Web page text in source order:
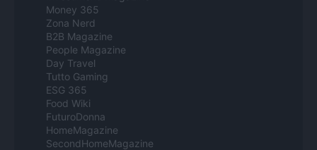
Money 365
Zona Nerd
B2B Magazine
People Magazine
Day Travel
Tutto Gaming
ESG 365
Food Wiki
FuturoDonna
HomeMagazine
SecondHomeMagazine